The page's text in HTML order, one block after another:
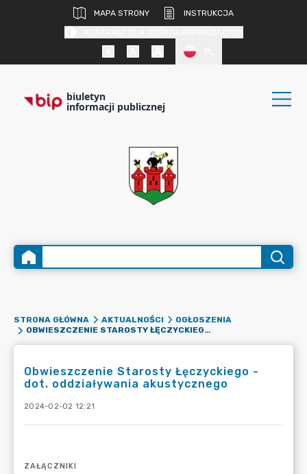
MAPA STRONY
INSTRUKCJA
biuletyn
informacji publicznej
STRONA GŁÓWNA AKTUALNOŚCI
OGŁOSZENIA
OBWIESZCZENIE STAROSTY ŁĘCZYCKIEGO - DOT. ODDZIAŁYWANIA AKUSTYCZNEGO
Obwieszczenie Starosty Łęczyckiego -
dot. oddziaływania akustycznego
2024-02-02 12:21
ZAŁĄCZNIKI